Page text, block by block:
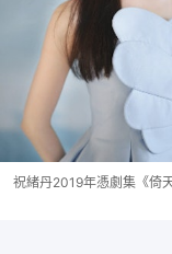
祝緒丹2019年憑劇集《倚